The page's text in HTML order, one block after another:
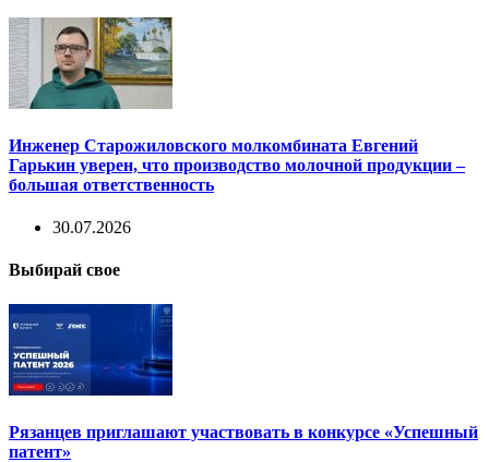
Инженер Старожиловского молкомбината Евгений
Гарькин уверен, что производство молочной продукции –
большая ответственность
30.07.2026
Выбирай свое
Рязанцев приглашают участвовать в конкурсе «Успешный
патент»